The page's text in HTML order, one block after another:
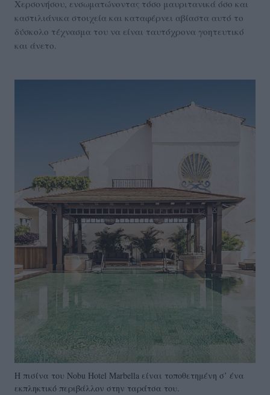
Χερσονήσου, ενσωματώνοντας τόσο μαυριτανικά όσο και
καστιλιάνικα στοιχεία και καταφέρνει αβίαστα αυτό το
δύσκολο τέχνασμα του να είναι ταυτόχρονα γοητευτικό
και άνετο.
H πισίνα του Nobu Hotel Marbella είναι τοποθετημένη σ’ ένα
εκπληκτικό περιβάλλον στην ταράτσα του.